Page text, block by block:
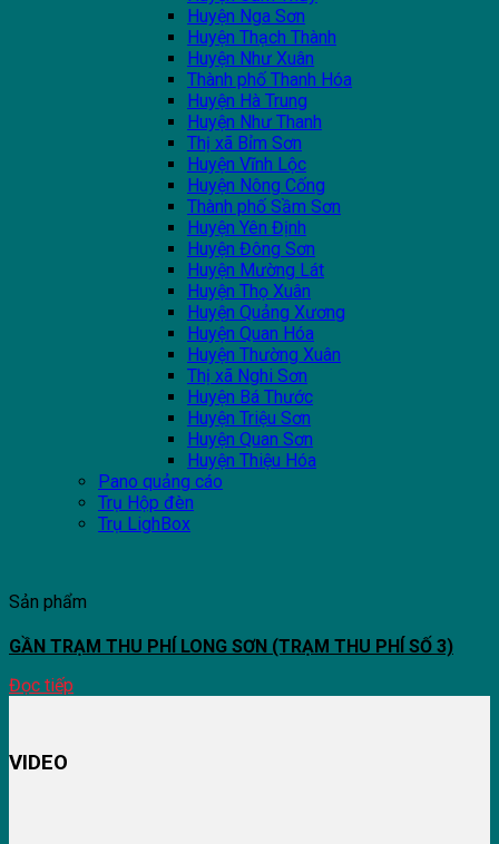
Huyện Nga Sơn
Huyện Thạch Thành
Huyện Như Xuân
Thành phố Thanh Hóa
Huyện Hà Trung
Huyện Như Thanh
Thị xã Bỉm Sơn
Huyện Vĩnh Lộc
Huyện Nông Cống
Thành phố Sầm Sơn
Huyện Yên Định
Huyện Đông Sơn
Huyện Mường Lát
Huyện Thọ Xuân
Huyện Quảng Xương
Huyện Quan Hóa
Huyện Thường Xuân
Thị xã Nghi Sơn
Huyện Bá Thước
Huyện Triệu Sơn
Huyện Quan Sơn
Huyện Thiệu Hóa
Pano quảng cáo
Trụ Hộp đèn
Trụ LighBox
Sản phẩm
GẦN TRẠM THU PHÍ LONG SƠN (TRẠM THU PHÍ SỐ 3)
Đọc tiếp
VIDEO